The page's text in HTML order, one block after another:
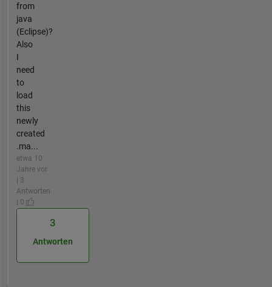
from
java
(Eclipse)?
Also
I
need
to
load
this
newly
created
.ma...
etwa 10
Jahre vor
| 3
Antworten
| 0
3
Antworten